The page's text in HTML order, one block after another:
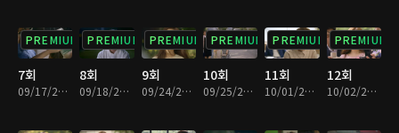
PREMIUM
7회
09/17/2016 • 1시간 3분
PREMIUM
8회
09/18/2016 • 1시간 6분
PREMIUM
9회
09/24/2016 • 1시간 5분
PREMIUM
10회
09/25/2016 • 1시간 4분
PREMIUM
11회
10/01/2016 • 1시간 5분
PREMIUM
12회
10/02/2016 • 1시간 5분